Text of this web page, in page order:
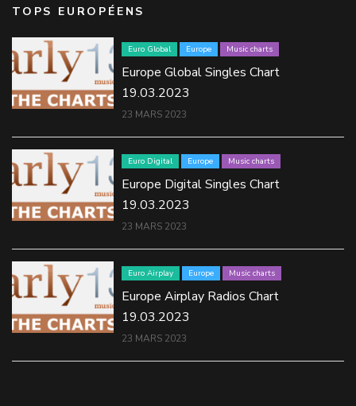
TOPS EUROPÉENS
Euro Global Europe Music charts
Europe Global Singles Chart
19.03.2023
23 MARS 2023
Euro Digital Europe Music charts
Europe Digital Singles Chart
19.03.2023
23 MARS 2023
Euro Airplay Europe Music charts
Europe Airplay Radios Chart
19.03.2023
23 MARS 2023